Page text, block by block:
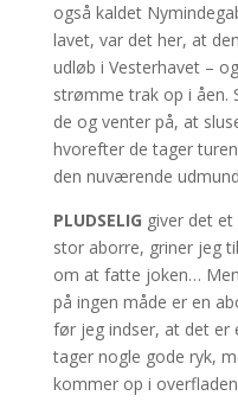
også kaldet
lavet, var det her, at
udløb i Vesterhavet –
strømme trak op i åen.
de og venter på, at
hvorefter de tager
den nuværende
PLUDSELIG giver det
stor aborre, griner jeg
om at fatte joken…
på ingen måde er en
før jeg indser, at det er
tager nogle gode ryk,
kommer op i